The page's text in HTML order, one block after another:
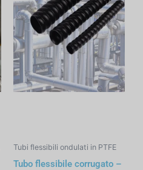
Tubi flessibili ondulati in PTFE
Tubo flessibile corrugato –